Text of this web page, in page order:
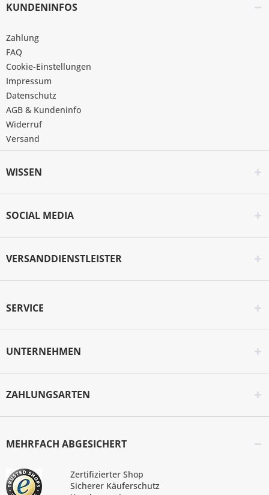
KUNDENINFOS
Zahlung
FAQ
Cookie-Einstellungen
Impressum
Datenschutz
AGB & Kundeninfo
Widerruf
Versand
WISSEN
SOCIAL MEDIA
VERSANDDIENSTLEISTER
SERVICE
UNTERNEHMEN
ZAHLUNGSARTEN
MEHRFACH ABGESICHERT
Zertifizierter Shop
Sicherer Käuferschutz